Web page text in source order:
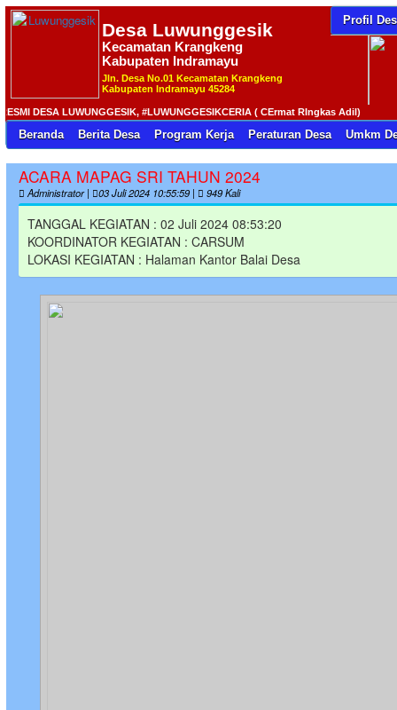
Profil
Desa Luwunggesik
Kecamatan Krangkeng
Kabupaten Indramayu
Jln. Desa No.01 Kecamatan Krangkeng
Kabupaten Indramayu 45284
DESA LUWUNGGESIK, #LUWUNGGESIKCERIA ( CErmat RIngkas Adil)
Beranda Berita Desa Program Kerja Peraturan Desa Umkm
ACARA MAPAG SRI TAHUN 2024
Administrator | 03 Juli 2024 10:55:59 | 949 Kali
TANGGAL KEGIATAN : 02 Juli 2024 08:53:20
KOORDINATOR KEGIATAN : CARSUM
LOKASI KEGIATAN : Halaman Kantor Balai Desa